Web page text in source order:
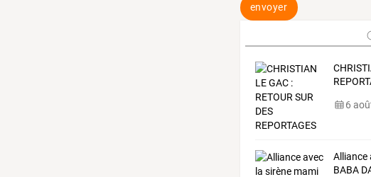
envoyer
6
Alliance
BABA